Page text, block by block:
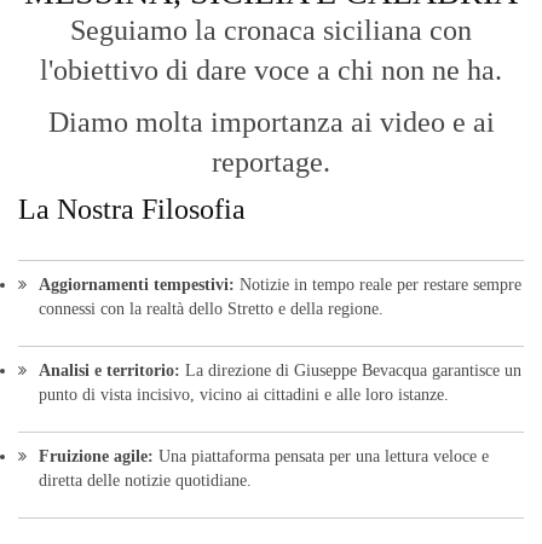
Seguiamo la cronaca siciliana con
l'obiettivo di dare voce a chi non ne ha.
Diamo molta importanza ai video e ai
reportage.
La Nostra Filosofia
Aggiornamenti tempestivi: Notizie in tempo reale per restare sempre
connessi con la realtà dello Stretto e della regione.
Analisi e territorio: La direzione di Giuseppe Bevacqua garantisce un
punto di vista incisivo, vicino ai cittadini e alle loro istanze.
Fruizione agile: Una piattaforma pensata per una lettura veloce e
diretta delle notizie quotidiane.